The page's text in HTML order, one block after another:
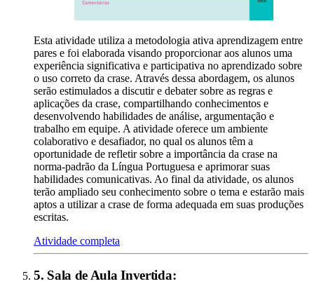
Esta atividade utiliza a metodologia ativa aprendizagem entre
pares e foi elaborada visando proporcionar aos alunos uma
experiência significativa e participativa no aprendizado sobre
o uso correto da crase. Através dessa abordagem, os alunos
serão estimulados a discutir e debater sobre as regras e
aplicações da crase, compartilhando conhecimentos e
desenvolvendo habilidades de análise, argumentação e
trabalho em equipe. A atividade oferece um ambiente
colaborativo e desafiador, no qual os alunos têm a
oportunidade de refletir sobre a importância da crase na
norma-padrão da Língua Portuguesa e aprimorar suas
habilidades comunicativas. Ao final da atividade, os alunos
terão ampliado seu conhecimento sobre o tema e estarão mais
aptos a utilizar a crase de forma adequada em suas produções
escritas.
Atividade completa
5. Sala de Aula Invertida: